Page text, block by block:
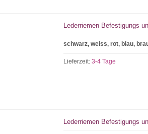
Lederriemen Befestigungs
schwarz, weiss, rot, blau,
Lieferzeit:3-4 Tage
Lederriemen Befestigungs